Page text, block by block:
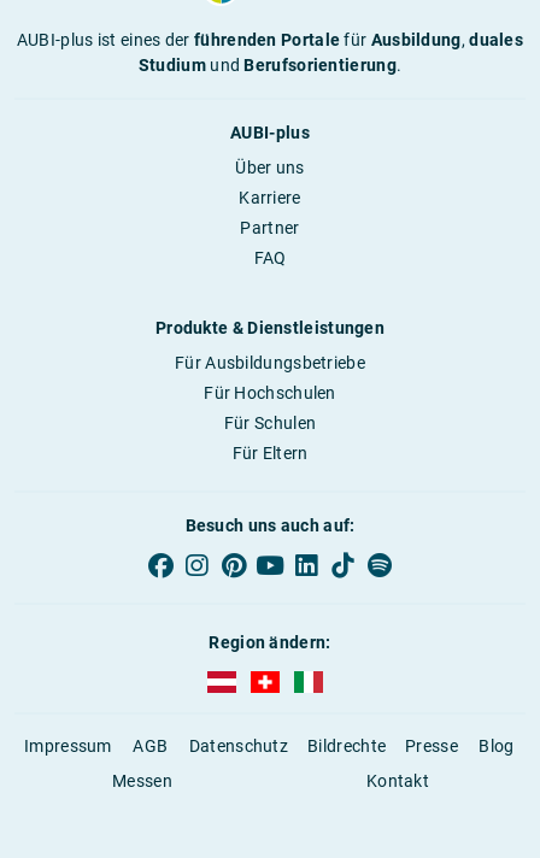
AUBI-plus ist eines derführenden Portalefür Ausbildung,duales
StudiumundBerufsorientierung.
AUBI-plus
Über uns
Karriere
Partner
FAQ
Produkte & Dienstleistungen
Für Ausbildungsbetriebe
Für Hochschulen
Für Schulen
Für Eltern
Besuch uns auch auf:
Region ändern:
AUBI-plus Österreich (deutsch)
AUBI-plus Schweiz (deutsch)
AUBI-plus Italien (deutsch)
Impressum AGB Datenschutz Bildrechte Presse
Blog
Messen
Kontakt